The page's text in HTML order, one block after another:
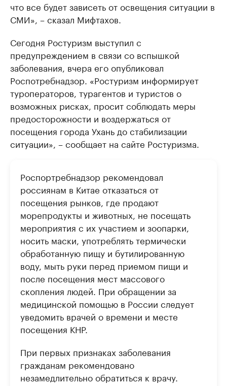
что все будет зависеть от освещения ситуации в
СМИ», – сказал Мифтахов.
Сегодня Ростуризм выступил с
предупреждением в связи со вспышкой
заболевания, вчера его опубликовал
Роспотребнадзор. «Ростуризм информирует
туроператоров, турагентов и туристов о
возможных рисках, просит соблюдать меры
предосторожности и воздержаться от
посещения города Ухань до стабилизации
ситуации», – сообщает на сайте Ростуризма.
Роспортребнадзор рекомендовал
россиянам в Китае отказаться от
посещения рынков, где продают
морепродукты и животных, не посещать
мероприятия с их участием и зоопарки,
носить маски, употреблять термически
обработанную пищу и бутилированную
воду, мыть руки перед приемом пищи и
после посещения мест массового
скопления людей. При обращении за
медицинской помощью в России следует
уведомить врачей о времени и месте
посещения КНР.
При первых признаках заболевания
гражданам рекомендовано
незамедлительно обратиться к врачу.